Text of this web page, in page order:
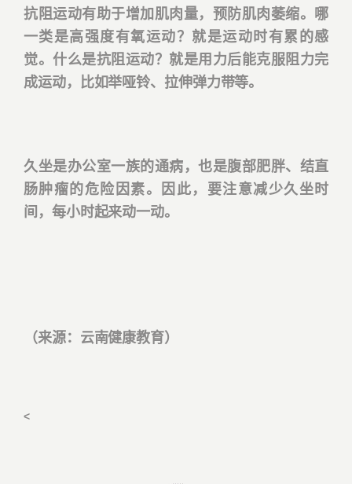
抗阻运动有助于增加肌肉量，预防肌肉萎缩。哪
一类是高强度有氧运动？就是运动时有累的感
觉。什么是抗阻运动？就是用力后能克服阻力完
成运动，比如举哑铃、拉伸弹力带等。
久坐是办公室一族的通病，也是腹部肥胖、结直
肠肿瘤的危险因素。因此，要注意减少久坐时
间，每小时起来动一动。
（来源：云南健康教育）
<